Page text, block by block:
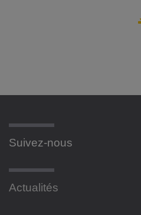
Suivez-nous
Actualités